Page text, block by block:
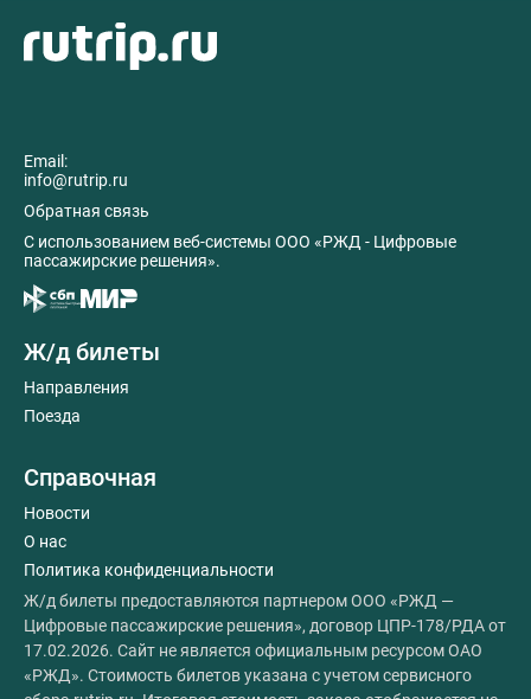
Email:
info@rutrip.ru
Обратная связь
C использованием веб-системы ООО «РЖД - Цифровые
пассажирские решения».
Ж/д билеты
Направления
Поезда
Справочная
Новости
О нас
Политика конфиденциальности
Ж/д билеты предоставляются партнером ООО «РЖД —
Цифровые пассажирские решения», договор ЦПР-178/РДА от
17.02.2026. Сайт не является официальным ресурсом ОАО
«РЖД». Стоимость билетов указана с учетом сервисного